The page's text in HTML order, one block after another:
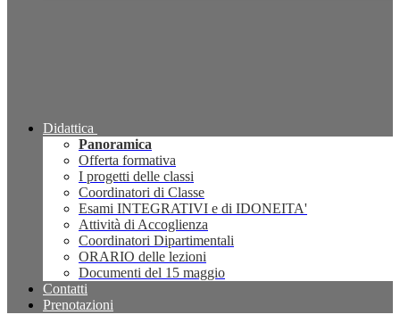
Didattica
Panoramica
Offerta formativa
I progetti delle classi
Coordinatori di Classe
Esami INTEGRATIVI e di IDONEITA'
Attività di Accoglienza
Coordinatori Dipartimentali
ORARIO delle lezioni
Documenti del 15 maggio
Contatti
Prenotazioni